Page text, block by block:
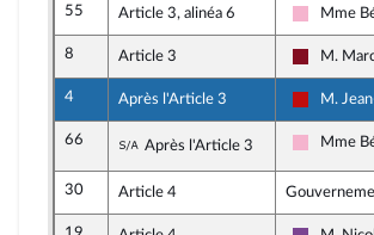
55 Article 3, alinéa 6 Mme
8 Article 3
Gauche
M.
4 Après l'Article 3
La
M.
66 Sous-amendement de
Après l'Article 3 Mme
30 Article 4